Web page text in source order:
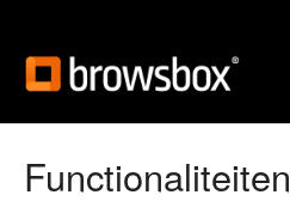
Functionaliteiten